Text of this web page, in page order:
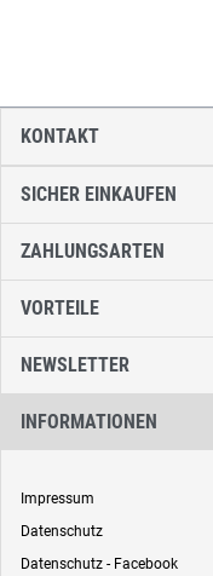
SICHER EINKAUFEN
ZAHLUNGSARTEN
VORTEILE
NEWSLETTER
INFORMATIONEN
Impressum
Datenschutz
Datenschutz - Facebook
KONTAKT